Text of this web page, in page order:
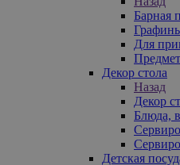
Барная
Для
Декор стола
Назад
Декор
Блюда,
Детская